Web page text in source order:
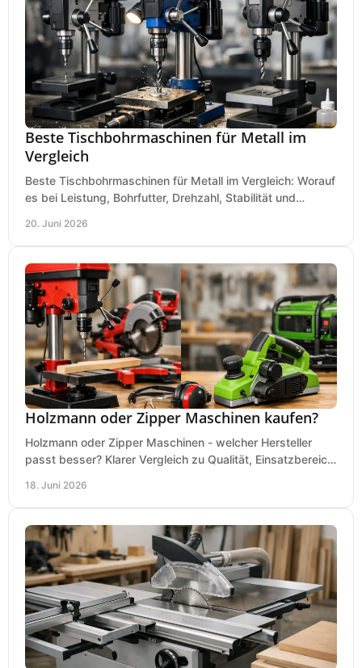
Beste Tischbohrmaschinen für Metall im
Vergleich
Beste Tischbohrmaschinen für Metall im Vergleich: Worauf
es bei Leistung, Bohrfutter, Drehzahl, Stabilität und
20. Juni 2026
Holzmann oder Zipper Maschinen kaufen?
Holzmann oder Zipper Maschinen - welcher Hersteller
passt besser? Klarer Vergleich zu Qualität, Einsatzbereich,
18. Juni 2026